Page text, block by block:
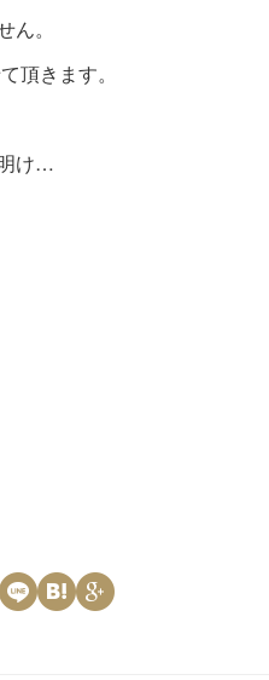
。
頂きます。
け…